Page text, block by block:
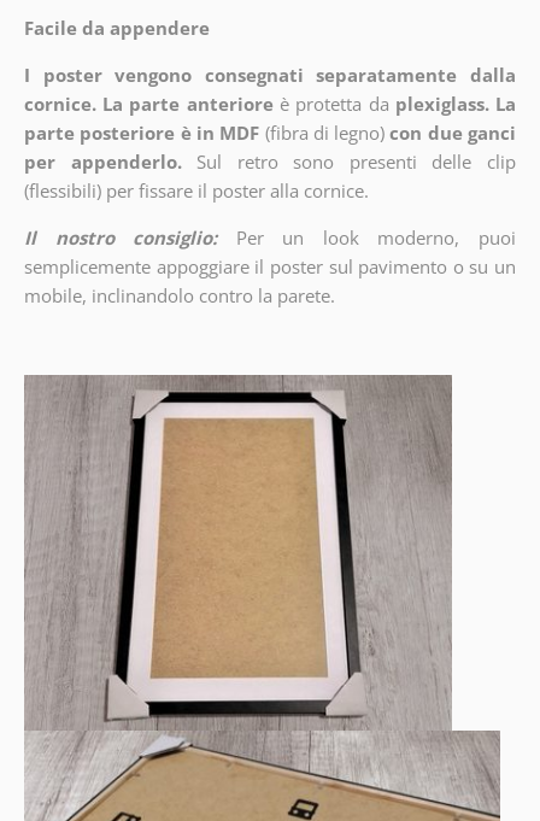
Facile da appendere
I poster vengono consegnati separatamente dalla
cornice. La parte anteriore è protetta da plexiglass. La
parte posteriore è in MDF (fibra di legno) con due ganci
per appenderlo.
Sul retro sono presenti delle clip
(flessibili) per fissare il poster alla cornice.
Il nostro consiglio:
Per un look moderno, puoi
semplicemente appoggiare il poster sul pavimento o su un
mobile, inclinandolo contro la parete.